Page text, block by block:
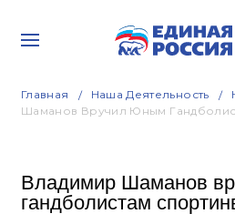
Главная Наша Деятельность
Шаманов Вручил Юным
Владимир Шаманов
гандболистам